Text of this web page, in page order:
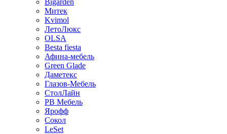
Bigarden
Митек
Kvimol
ЛетоЛюкс
OLSA
Besta fiesta
Афина-мебель
Green Glade
Даметекс
Глазов-Мебель
СтолЛайн
РВ Мебель
Ярофф
Сокол
LeSet